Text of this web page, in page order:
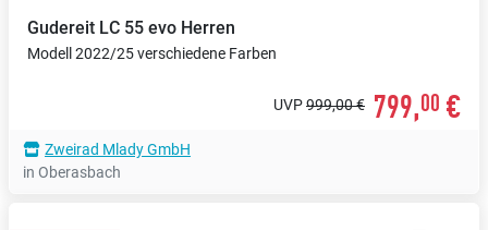
Gudereit LC 55 evo Herren
Modell 2022/25 verschiedene Farben
UVP999,00 € 799,00 €
Zweirad Mlady GmbH
in Oberasbach